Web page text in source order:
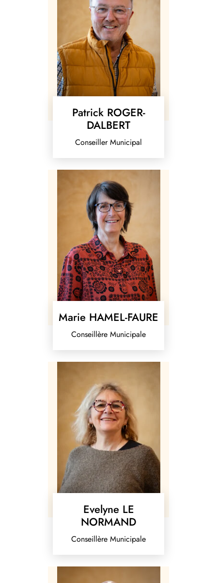
Patrick ROGER-
DALBERT
Conseiller Municipal
Marie HAMEL-FAURE
Conseillère Municipale
Evelyne LE
NORMAND
Conseillère Municipale